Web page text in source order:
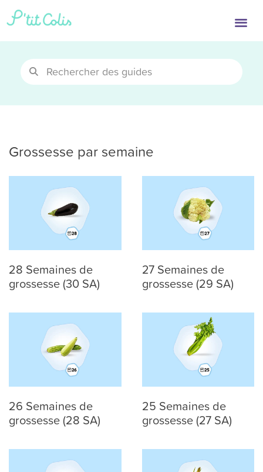
Grossesse par semaine
28 Semaines de
grossesse (30 SA)
27 Semaines de
grossesse (29 SA)
26 Semaines de
grossesse (28 SA)
25 Semaines de
grossesse (27 SA)